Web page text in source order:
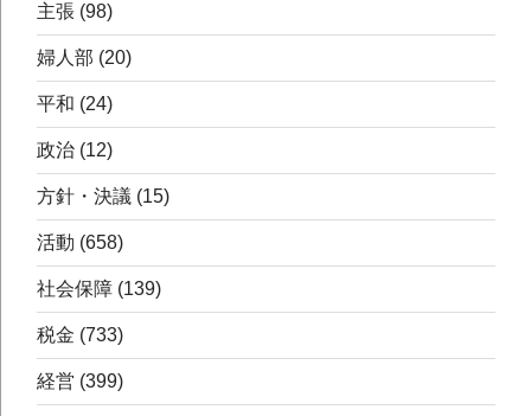
主張 (98)
婦人部 (20)
平和 (24)
政治 (12)
方針・決議 (15)
活動 (658)
社会保障 (139)
税金 (733)
経営 (399)